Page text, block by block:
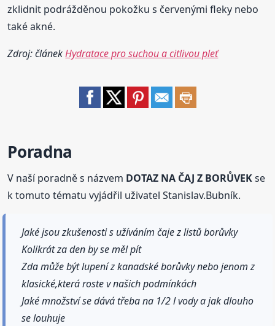
zklidnit podrážděnou pokožku s červenými fleky nebo
také akné.
Zdroj: článekHydratace pro suchou a citlivou pleť
Poradna
V naší poradně s názvem DOTAZ NA ČAJ Z BORŮVEKse
k tomuto tématu vyjádřil uživatel Stanislav.Bubník.
Jaké jsou zkušenosti s užíváním čaje z listů borůvky
Kolikrát za den by se měl pít
Zda může být lupení z kanadské borůvky nebo jenom z
klasické,která roste v našich podmínkách
Jaké množství se dává třeba na 1/2 l vody a jak dlouho
se louhuje